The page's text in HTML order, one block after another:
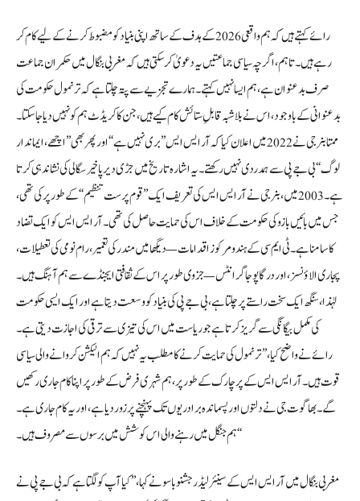
رائے کہتے ہیں کہ ہم واقعی 2026 کے ہدف کے ساتھ اپنی بنیاد کو مضبوط کرنے کے لیے کام کر
رہے ہیں۔ تاہم، اگرچہ سیاسی جماعتیں یہ دعویٰ کر سکتی ہیں کہ مغربی بنگال میں حکمران جماعت
صرف بدعنوان ہے، ہم ایسا نہیں کہتے۔ ہمارے تجزیے سے پتہ چلتا ہے کہ ترنمول حکومت کی
بدعنوانی کے باوجود، اس نے بلا شبہ قابلِ ستائش کام کیے ہیں، جن کا کریڈٹ ہم کو نہیں دیا جا سکتا۔
ممتا بنرجی نے 2022 میں اعلان کیا کہ آر ایس ایس ’’بری نہیں ہے‘‘ اور پھر بھی ’’اچھے، ایماندار
لوگ‘‘ بی جے پی سے ہمدردی نہیں رکھتے۔ یہ اشارہ تاریخ میں جڑی دیرپا خیر سگالی کی نشاندہی کرتا
ہے۔ 2003 میں، بنرجی نے آر ایس ایس کی تعریف ایک ’’قوم پرست تنظیم‘‘ کے طور پر کی تھی،
جس میں بائیں بازو کی حکومت کے خلاف اس کی حمایت حاصل کی تھی۔ آر ایس ایس کو ایک تضاد
کا سامنا ہے۔ ٹی ایم سی کے ہندو مرکوز اقدامات — دیگھا میں مندر کی تعمیر، رام نومی کی تعطیلات،
پجاری الاؤنسز، اور درگا پوجا گرانٹس — جزوی طور پر اس کے ثقافتی ایجنڈے سے ہم آہنگ ہیں۔
لہٰذا، سنگھ ایک سخت راستے پر چلتا ہے، بی جے پی کی بنیاد کو وسعت دیتا ہے اور ایک ایسی حکومت
کی مکمل بیگانگی سے گریز کرتا ہے جو ریاست میں اس کی تیزی سے ترقی کی اجازت دیتی ہے۔
رائے نے واضح کیا، ’’ترنمول کی حمایت کرنے کا مطلب یہ نہیں کہ ہم الیکشن کروانے والی سیاسی
قوت ہیں۔ آر ایس ایس کے پرچارک کے طور پر، ہم شہری فرض کے طور پر اپنا کام جاری رکھیں
گے۔ بھاگوت جی نے دلتوں اور پسماندہ برادریوں تک پہنچنے پر زور دیا ہے، اور یہ کام جاری ہے۔
ہم جنگل میں رہنے والی اس کوشش میں برسوں سے مصروف ہیں۔‘‘
مغربی بنگال میں آر ایس ایس کے سینئر لیڈر جشنو باسو نے کہا، ’’کیا آپ کو لگتا ہے کہ بی جے پی نے